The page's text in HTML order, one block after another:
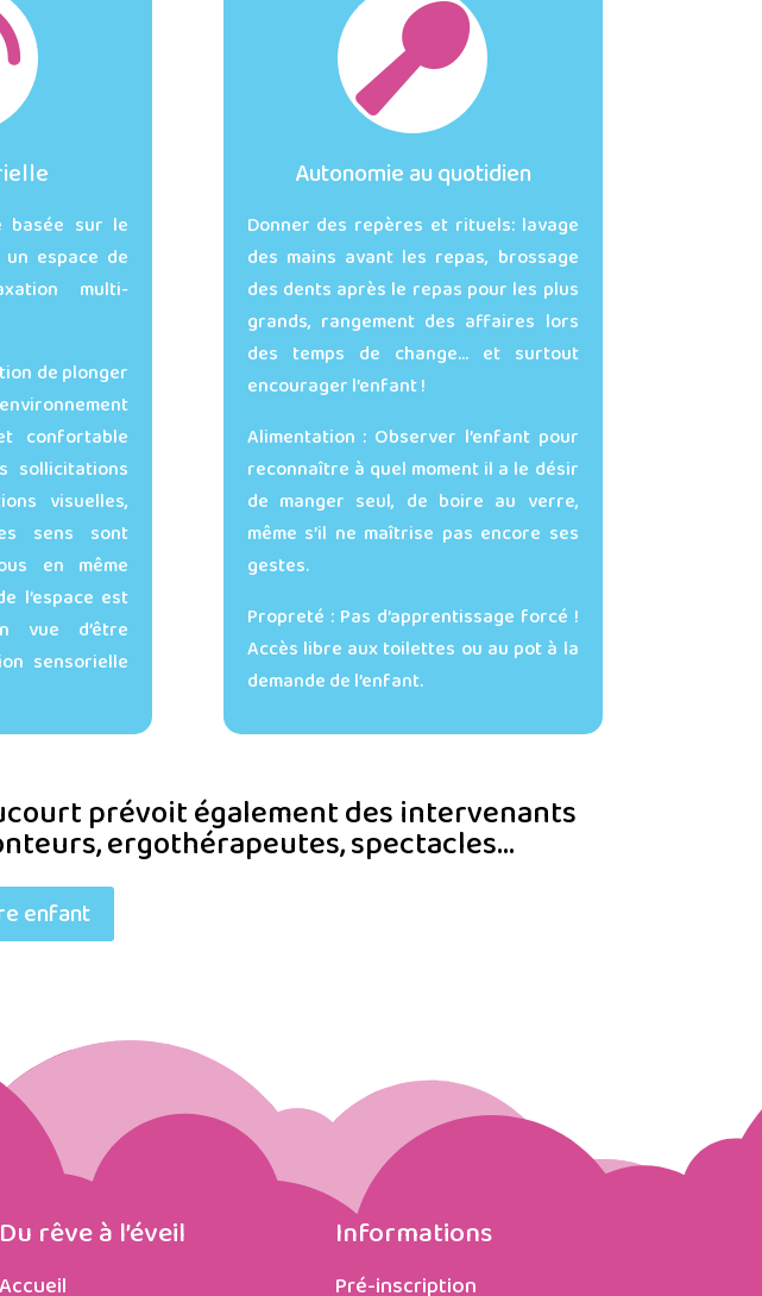
basée sur le
espace de
multi-
de plonger
confortable
sollicitations
visuelles,
sens sont
en même
l’espace est
vue d’être
sensorielle

Autonomie au quotidien
Donner des repères et rituels: lavage
des mains avant les repas, brossage
des dents après le repas pour les plus
grands, rangement des affaires lors
des temps de change… et surtout
encourager l’enfant !
Alimentation : Observer l’enfant pour
reconnaître à quel moment il a le désir
de manger seul, de boire au verre,
même s’il ne maîtrise pas encore ses
gestes.
Propreté : Pas d’apprentissage forcé !
Accès libre aux toilettes ou au pot à la
demande de l’enfant.
prévoit également des intervenants
ergothérapeutes, spectacles…
enfant
Du rêve à l’éveil
Accueil
Informations
Pré-inscription